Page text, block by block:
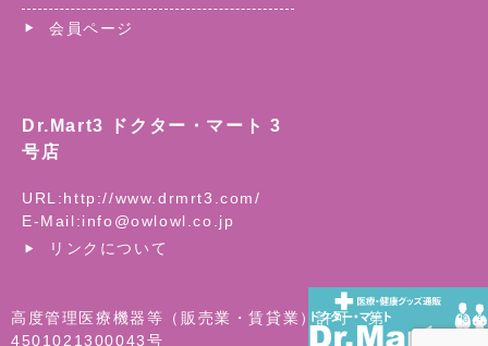
会員ページ
Dr.Mart3 ドクター・マート 3
号店
URL:http://www.drmrt3.com/
E-Mail:info@owlowl.co.jp
リンクについて
高度管理医療機器等（販売業・賃貸業）許可 第
4501021300043号